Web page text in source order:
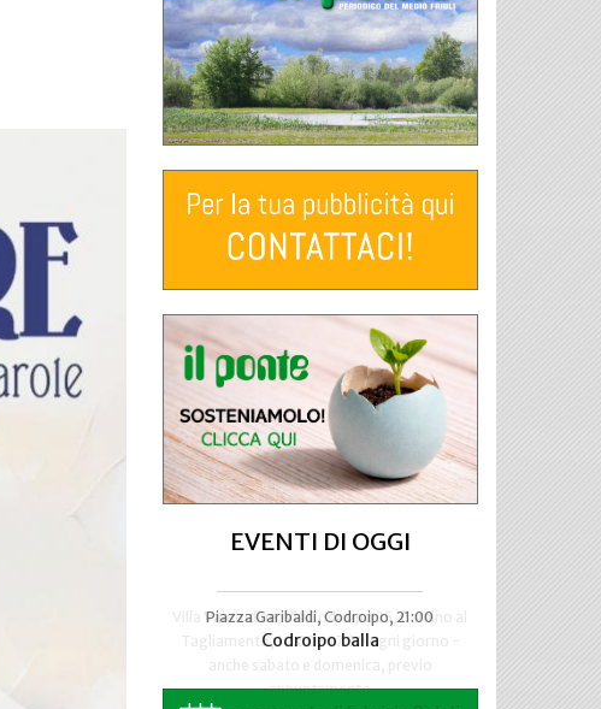
EVENTI DI OGGI
Villa Manin, Passariano di Codroipo
“Nuda Veritas” di Klimt in mostra a
Piazza Garibaldi, Codroipo, 21:00
Codroipo balla